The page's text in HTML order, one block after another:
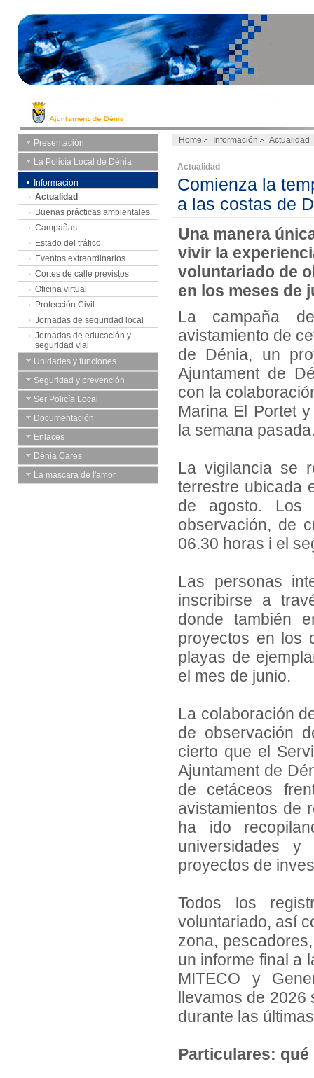
Presentación
La Policía Local de Dénia
Información
Actualidad
Buenas prácticas ambientales
Campañas
Estado del tráfico
Eventos extraordinarios
Cortes de calle previstos
Oficina virtual
Protección Civil
Jornadas de seguridad local
Jornadas de educación y
seguridad vial
Unidades y funciones
Seguridad y prevención
Ser Policía Local
Documentación
Enlaces
Dénia Cares
La màscara de l'amor
Home Información Actualidad
Actualidad
Comienza la
a las costas de
Una manera
vivir la
voluntariado de
en los meses de
La campaña
avistamiento de
de Dénia, un
Ajuntament de
con la
Marina El Portet
la semana
La vigilancia se
terrestre ubicada
de agosto. Los
observación, de
06.30 horas i el
Las personas
inscribirse a
donde también
proyectos en los
playas de
el mes de junio.
La colaboración
de observación
cierto que el
Ajuntament de
de cetáceos
avistamientos de
ha ido
universidades
proyectos de
Todos los
voluntariado, así
zona,
un informe final a
MITECO y
llevamos de 2026
durante las
Particulares: